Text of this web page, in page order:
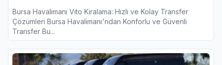
Bursa Havalimanı Vito Kiralama: Hızlı ve Kolay Transfer
Çözümleri Bursa Havalimanı'ndan Konforlu ve Güvenli
Transfer Bu...